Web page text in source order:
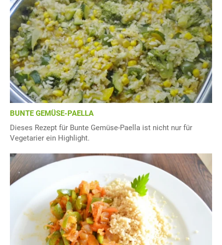
BUNTE GEMÜSE-PAELLA
Dieses Rezept für Bunte Gemüse-Paella ist nicht nur für
Vegetarier ein Highlight.